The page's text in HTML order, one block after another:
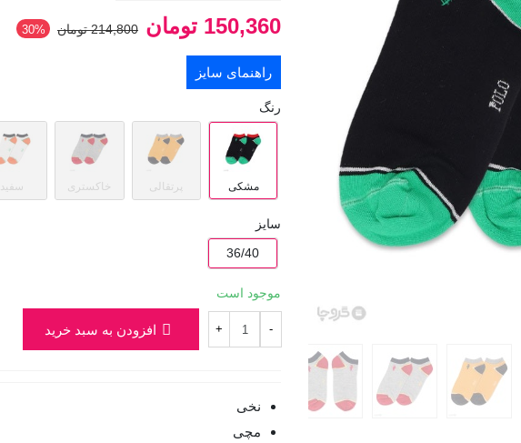
150,360 تومان 214,800 تومان ‎30%
راهنمای سایز
رنگ
پرتقالی خاکستری سفید مشکی
سایز
36/40
موجود است
-
+ افزودن به سبد خرید
نخی
مچی